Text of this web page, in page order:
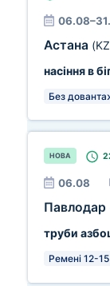
Астана
насіння в
Без
НОВА
06.08
Павлодар
труби
Ремені 12-15